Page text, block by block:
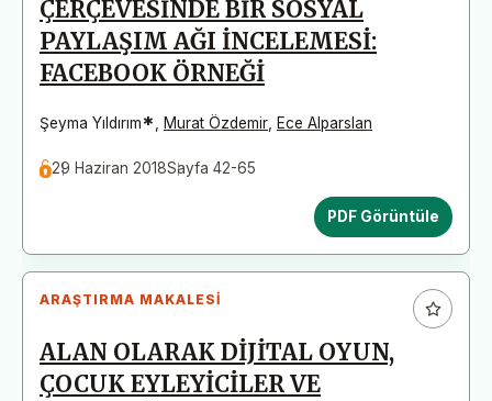
ÇERÇEVESİNDE BİR SOSYAL
PAYLAŞIM AĞI İNCELEMESİ:
FACEBOOK ÖRNEĞİ
Şeyma Yıldırım* Murat Özdemir Ece Alparslan
29 Haziran 2018Sayfa 42-65
PDF Görüntüle
ARAŞTIRMA MAKALESI
ALAN OLARAK DİJİTAL OYUN,
ÇOCUK EYLEYİCİLER VE